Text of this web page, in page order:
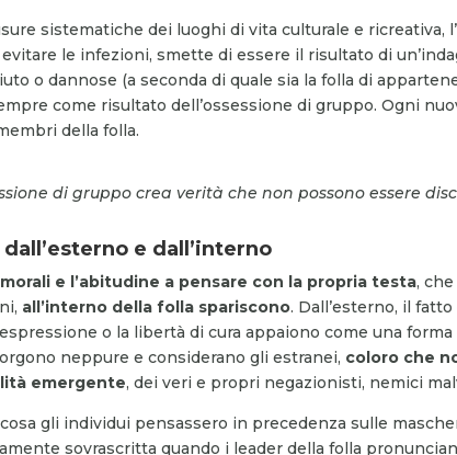
sistematiche dei luoghi di vita culturale e ricreativa,
le infezioni, smette di essere il risultato di
o dannose (a seconda di quale sia la folla di
come risultato dell’ossessione di gruppo. Ogni
della folla.
di gruppo crea verità che non possono essere
e dall’interno
e l’abitudine a pensare con la propria testa,
all’interno della folla spariscono. Dall’esterno, il
o la libertà di cura appaiono come una
neppure e considerano gli estranei, coloro che
emergente, dei veri e propri negazionisti, nemici
gli individui pensassero in precedenza sulle
sovrascritta quando i leader della folla